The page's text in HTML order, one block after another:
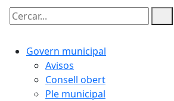
Cercar:
Govern municipal
Avisos
Consell obert
Ple municipal